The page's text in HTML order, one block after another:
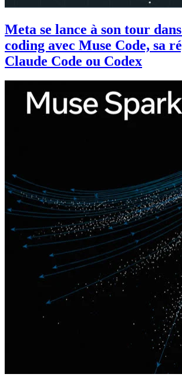
Meta se lance à son tour
coding avec Muse Code, sa
Claude Code ou Codex